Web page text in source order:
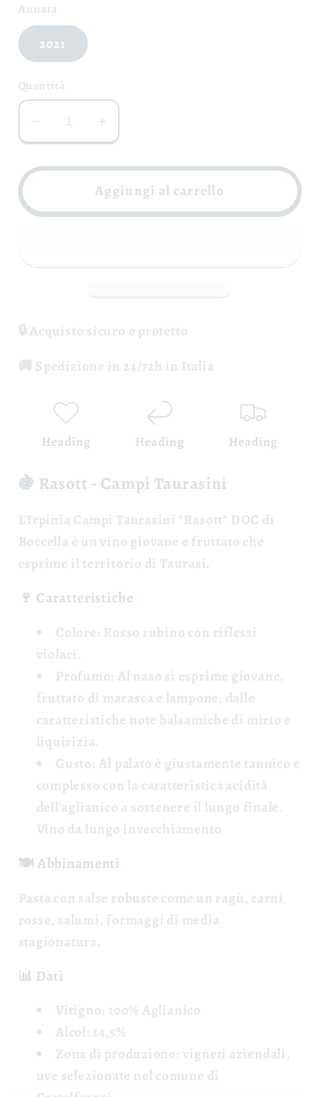
Annata
2021
Quantità
Diminuisci
quantità
per
Campi
Aumenta
quantità
per
Irpinia
Aggiungi al carrello
🔒 Acquisto sicuro e protetto
🚚 Spedizione in 24/72h in Italia
Heading Heading Heading
🍇 Rasott - Campi Taurasini
L'Irpinia Campi Taurasini "Rasott" DOC di
Boccella è un vino giovane e fruttato che
esprime il territorio di Taurasi.
🍷 Caratteristiche
Colore: Rosso rubino con riflessi
violaci.
Profumo: Al naso si esprime giovane,
fruttato di marasca e lampone, dalle
caratteristiche note balsamiche di mirto e
liquirizia.
Gusto:Al palato è giustamente tannico e
complesso con la caratteristica acidità
dell'aglianico a sostenere il lungo finale.
Vino da lungo invecchiamento
🍽️ Abbinamenti
Pasta con salse robuste come un ragù, carni
rosse, salumi, formaggi di media
stagionatura.
📊 Dati
Vitigno: 100% Aglianico
Alcol: 14,5%
Zona di produzione: vigneti aziendali,
uve selezionate nel comune di